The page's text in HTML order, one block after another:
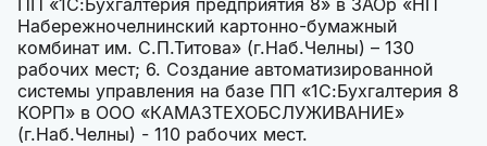
ПП «1С:Бухгалтерия предприятия 8» в ЗАОр «НП
Набережночелнинский картонно-бумажный
комбинат им. С.П.Титова» (г.Наб.Челны) – 130
рабочих мест; 6. Создание автоматизированной
системы управления на базе ПП «1С:Бухгалтерия 8
КОРП» в ООО «КАМАЗТЕХОБСЛУЖИВАНИЕ»
(г.Наб.Челны) - 110 рабочих мест.